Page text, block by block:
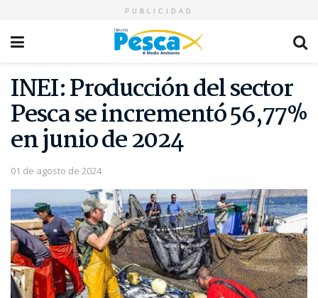
PUBLICIDAD
INEI: Producción del sector
Pesca se incrementó 56,77%
en junio de 2024
01 de agosto de 2024